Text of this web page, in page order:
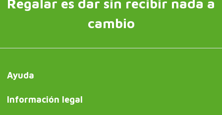
Regalar es dar sin recibir nada a
cambio
Ayuda
Información legal